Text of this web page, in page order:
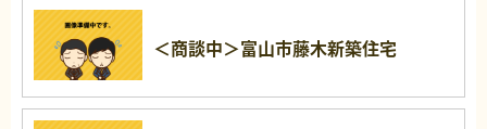
＜商談中＞富山市藤木新築住宅